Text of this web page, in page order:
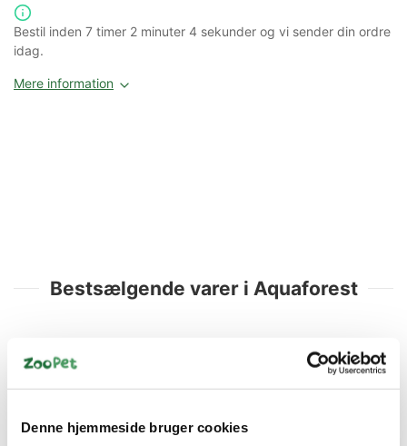
Denne hjemmeside bruger cookies
Bestil inden 7 timer 2 minuter 4 sekunder og vi sender din ordre
idag.
Mere information
Bestsælgende varer i Aquaforest
Spar 36%